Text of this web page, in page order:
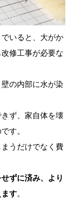
いると、大がか
修工事が必要な
の内部に水が染
ず、家自体を壊
す。
うだけでなく費
ずに済み、より
す。